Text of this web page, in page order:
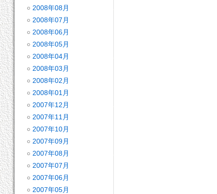
2008年08月
2008年07月
2008年06月
2008年05月
2008年04月
2008年03月
2008年02月
2008年01月
2007年12月
2007年11月
2007年10月
2007年09月
2007年08月
2007年07月
2007年06月
2007年05月